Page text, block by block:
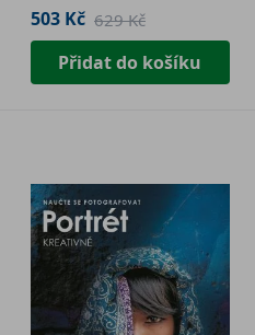
503 Kč 629 Kč
Přidat do košíku